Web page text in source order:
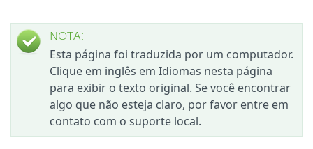
NOTA:
Esta página foi traduzida por um computador.
Clique em inglês em Idiomas nesta página
para exibir o texto original. Se você encontrar
algo que não esteja claro, por favor entre em
contato com o suporte local.